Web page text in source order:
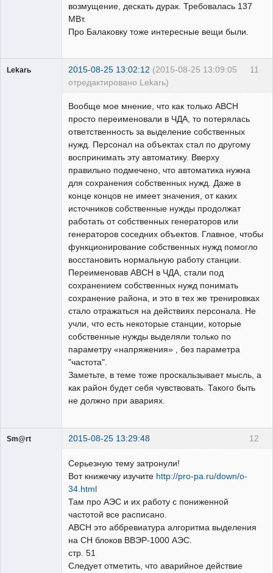
возмущение, дескать дурак. Требовалась 137
МВт.
Про Балаковку тоже интересные вещи были.
11
Lekarь 2015-08-25 13:02:12 (2015-08-25 13:09:05
отредактировано Lekarь)
Вообще мое мнение, что как только АВСН
просто переименовали в ЧДА, то потерялась
ответственность за выделение собственных
нужд. Персонал на объектах стал по другому
воспринимать эту автоматику. Вверху
правильно подмечено, что автоматика нужна
для сохранения собственных нужд. Даже в
конце концов не имеет значения, от каких
источников собственные нужды продолжат
работать от собственных генераторов или
генераторов соседних объектов. Главное, чтобы
функционирование собственных нужд помогло
восстановить нормальную работу станции.
Переименовав АВСН в ЧДА, стали под
сохранением собственных нужд понимать
сохранение района, и это в тех же тренировках
стало отражаться на действиях персонала. Не
учли, что есть некоторые станции, которые
собственные нужды выделяли только по
параметру «напряжения» , без параметра
"частота".
Заметьте, в теме тоже проскальзывает мысль, а
как район будет себя чувствовать. Такого быть
не должно при авариях.
12
Sm@rt 2015-08-25 13:29:48
Серьезную тему затронули!
Вот книжечку изучите http://pro-pa.ru/down/o-
34.html
Там про АЭС и их работу с пониженной
частотой все расписано.
АВСН это аббревиатура алгоритма выделения
на СН блоков ВВЭР-1000 АЭС.
стр. 51
Следует отметить, что аварийное действие